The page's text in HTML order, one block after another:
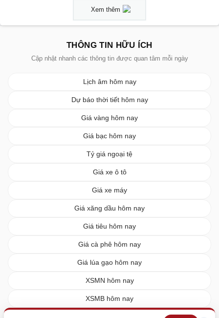
Xem thêm
THÔNG TIN HỮU ÍCH
Cập nhật nhanh các thông tin được quan tâm mỗi ngày
Lịch âm hôm nay
Dự báo thời tiết hôm nay
Giá vàng hôm nay
Giá bạc hôm nay
Tỷ giá ngoại tệ
Giá xe ô tô
Giá xe máy
Giá xăng dầu hôm nay
Giá tiêu hôm nay
Giá cà phê hôm nay
Giá lúa gạo hôm nay
XSMN hôm nay
XSMB hôm nay